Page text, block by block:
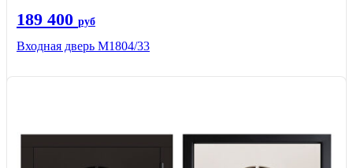
189 400 руб
Входная дверь М1804/33